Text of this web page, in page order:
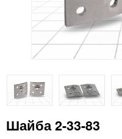
Шайба 2-33-83